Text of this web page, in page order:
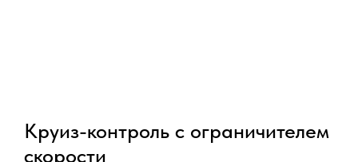
Круиз-контроль с ограничителем
скорости